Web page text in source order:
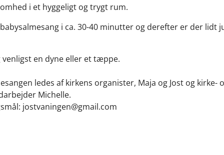
i et hyggeligt og trygt rum.
i ca. 30-40 minutter og derefter er der lidt
en dyne eller et tæppe.
ledes af kirkens organister, Maja og Jost og kirke-
Michelle.
jostvaningen@gmail.com